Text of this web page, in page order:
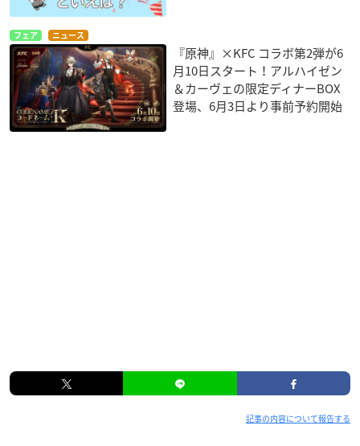
フェア ニュース
『原神』×KFC コラボ第2弾が6
月10日スタート！アルハイゼン
＆カーヴェの限定ディナーBOX
登場、6月3日より事前予約開始
記事の内容について報告する